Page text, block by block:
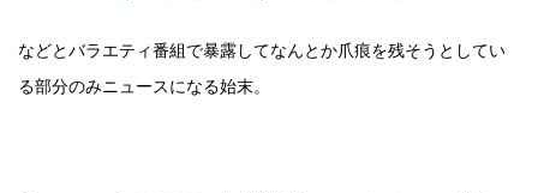
などとバラエティ番組で暴露してなんとか爪痕を残そうとしてい
る部分のみニュースになる始末。